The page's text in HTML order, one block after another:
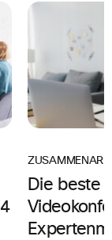
Die beste